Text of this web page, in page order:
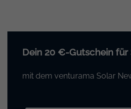
Dein 20 €-Gutschein für
mit dem venturama Solar